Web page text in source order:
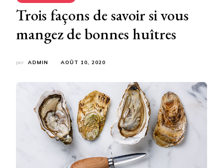
Trois façons de savoir si vous
mangez de bonnes huîtres
par ADMIN AOÛT 10, 2020